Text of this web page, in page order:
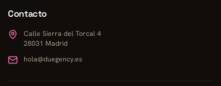
Contacto
Calle Sierra del Torcal 4
28031 Madrid
hola@duegency.es